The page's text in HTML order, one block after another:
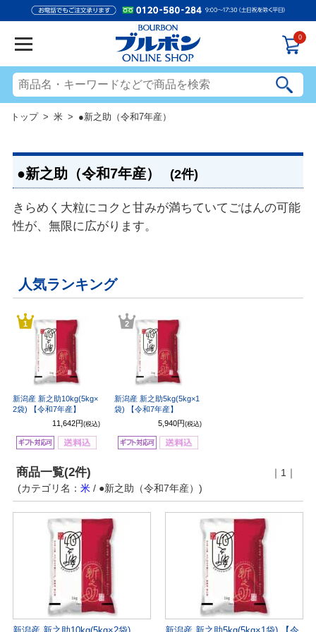
0
トップ> 米 > ●新之助（令和7年産）
●新之助（令和7年産） (2件)
きらめく大粒にコクと甘みが満ちていてごはんの可能
性が、無限に広がります。
人気ランキング
1
新潟産 新之助10kg(5kg×
2袋) 【令和7年産】
11,642円 (税込)
2
新潟産 新之助5kg(5kg×1
袋) 【令和7年産】
5,940円 (税込)
商品一覧(2件)
｜1｜
(カテゴリ名： 米/ ●新之助（令和7年産）)